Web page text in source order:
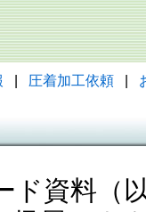
圧着加工依頼
ド資料（